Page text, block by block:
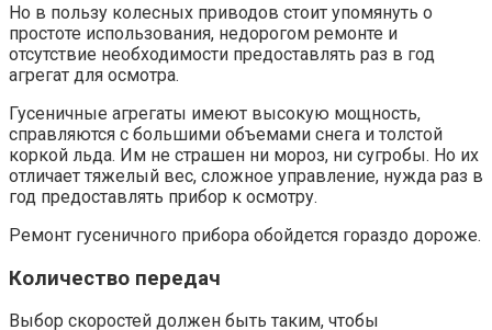
Но в пользу колесных приводов стоит упомянуть о
простоте использования, недорогом ремонте и
отсутствие необходимости предоставлять раз в год
агрегат для осмотра.
Гусеничные агрегаты имеют высокую мощность,
справляются с большими объемами снега и толстой
коркой льда. Им не страшен ни мороз, ни сугробы. Но их
отличает тяжелый вес, сложное управление, нужда раз в
год предоставлять прибор к осмотру.
Ремонт гусеничного прибора обойдется гораздо дороже.
Количество передач
Выбор скоростей должен быть таким, чтобы